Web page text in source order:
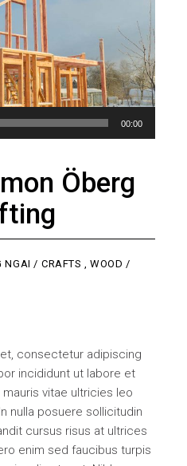
00:00
Öberg
NGAI CRAFTS ,WOOD
consectetur adipiscing
incididunt ut labore et
vitae ultricies leo
nulla posuere sollicitudin
cursus risus at ultrices
enim sed faucibus turpis